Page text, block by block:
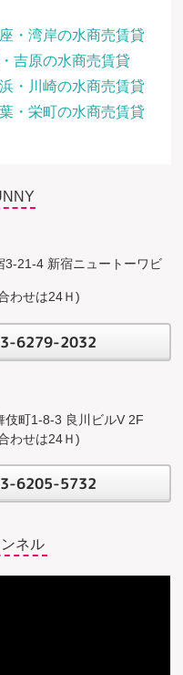
・湾岸の水商売賃貸
・吉原の水商売賃貸
・川崎の水商売賃貸
・栄町の水商売賃貸
3-21-4 新宿ニュートーワビ
わせは24Ｈ)
6279-2032
伎町1-8-3 良川ビルV 2F
わせは24Ｈ)
6205-5732
ネル